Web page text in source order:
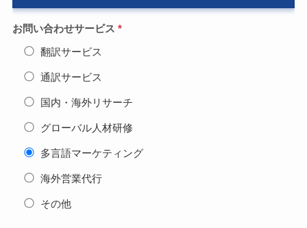
お問い合わせサービス *
翻訳サービス
通訳サービス
国内・海外リサーチ
グローバル人材研修
多言語マーケティング
海外営業代行
その他